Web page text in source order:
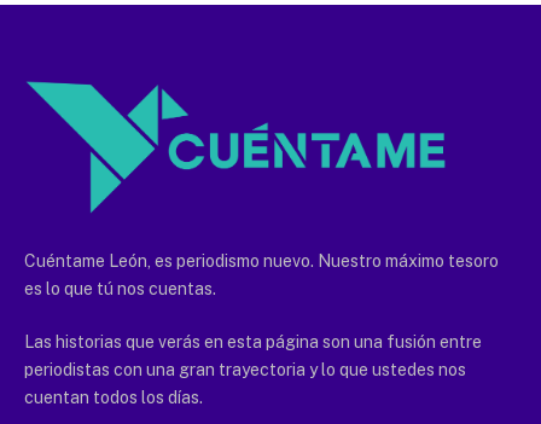
Cuéntame León, es periodismo nuevo. Nuestro máximo tesoro
es lo que tú nos cuentas.
Las historias que verás en esta página son una fusión entre
periodistas con una gran trayectoria y lo que ustedes nos
cuentan todos los días.